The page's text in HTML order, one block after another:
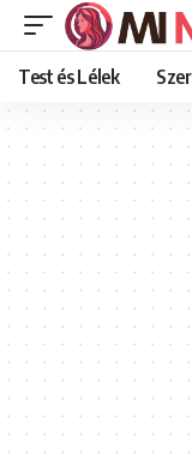
Test és Lélek